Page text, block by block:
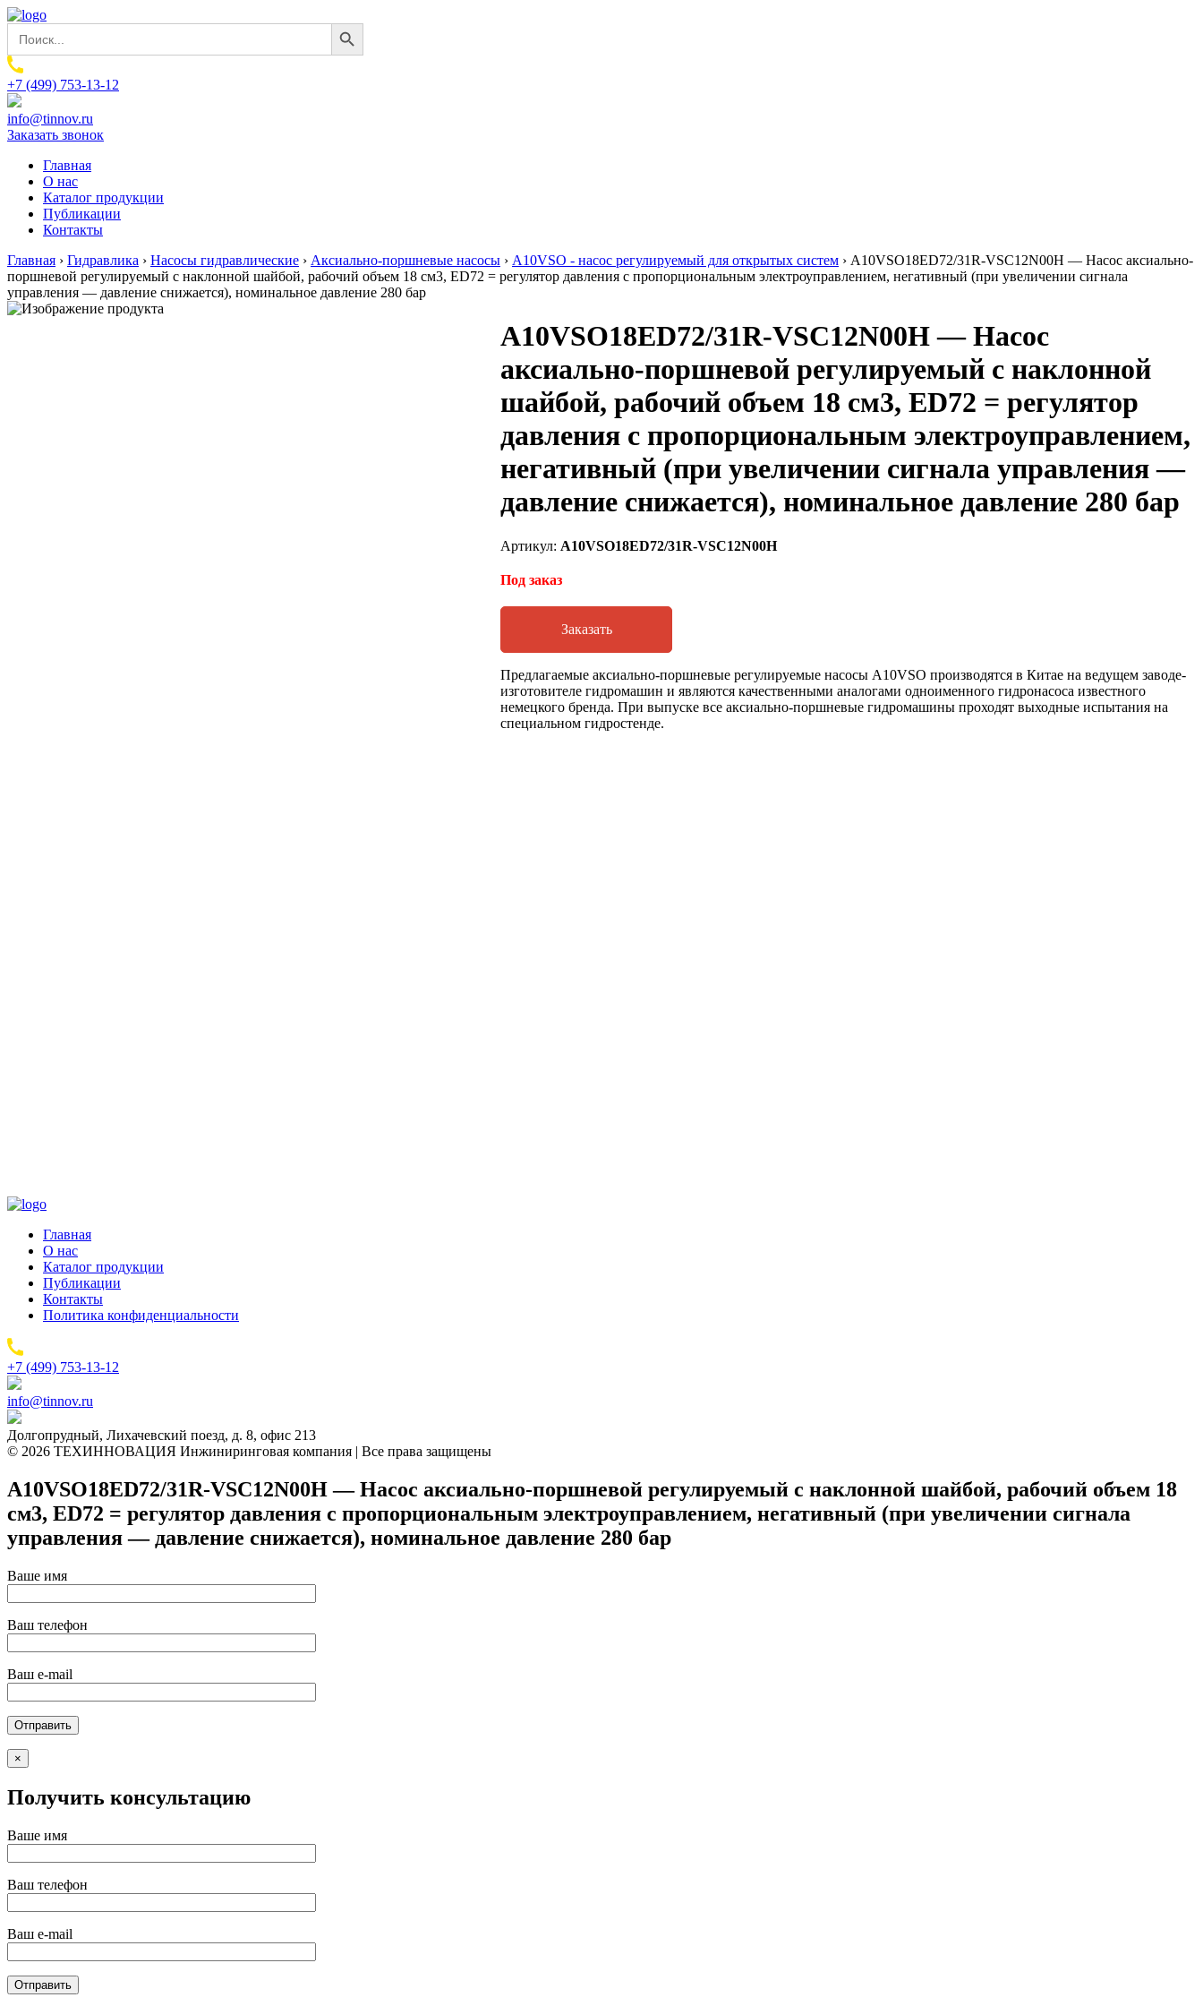
Search
for:
Search Button
+7 (499) 753-13-12
info@tinnov.ru
Заказать звонок
Главная
О нас
Каталог продукции
Публикации
Контакты
Главная › Гидравлика › Насосы гидравлические › Аксиально-поршневые насосы › A10VSO - насос регулируемый для открытых систем › A10VSO18ED72/31R-VSC12N00H — Насос аксиально-
поршневой регулируемый с наклонной шайбой, рабочий объем 18 см3, ED72 = регулятор давления с пропорциональным электроуправлением, негативный (при увеличении сигнала
управления — давление снижается), номинальное давление 280 бар
A10VSO18ED72/31R-VSC12N00H — Насос
аксиально-поршневой регулируемый с наклонной
шайбой, рабочий объем 18 см3, ED72 = регулятор
давления с пропорциональным электроуправлением,
негативный (при увеличении сигнала управления —
давление снижается), номинальное давление 280 бар
Артикул: A10VSO18ED72/31R-VSC12N00H
Под заказ
Заказать
Предлагаемые аксиально-поршневые регулируемые насосы A10VSO производятся в Китае на ведущем заводе-
изготовителе гидромашин и являются качественными аналогами одноименного гидронасоса известного
немецкого бренда. При выпуске все аксиально-поршневые гидромашины проходят выходные испытания на
специальном гидростенде.
Главная
О нас
Каталог продукции
Публикации
Контакты
Политика конфиденциальности
+7 (499) 753-13-12
info@tinnov.ru
Долгопрудный, Лихачевский поезд, д. 8, офис 213
© 2026 ТЕХИННОВАЦИЯ Инжиниринговая компания | Все права защищены
A10VSO18ED72/31R-VSC12N00H — Насос аксиально-поршневой регулируемый с наклонной шайбой, рабочий объем 18
см3, ED72 = регулятор давления с пропорциональным электроуправлением, негативный (при увеличении сигнала
управления — давление снижается), номинальное давление 280 бар
Ваше имя
Ваш телефон
Ваш e-mail
×
Получить консультацию
Ваше имя
Ваш телефон
Ваш e-mail